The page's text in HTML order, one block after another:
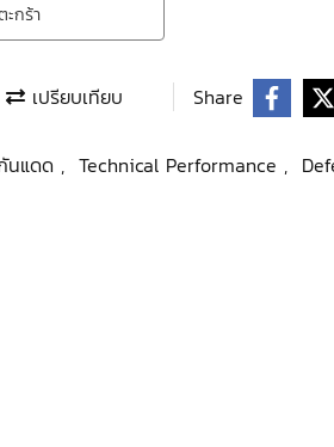
ะกร้า
เปรียบเทียบ Share
นแดด , Technical Performance ,